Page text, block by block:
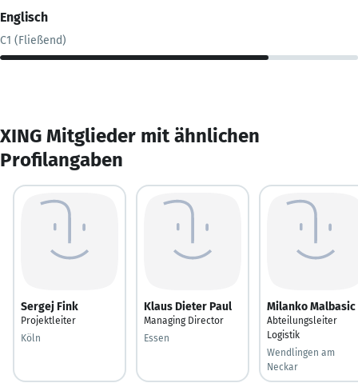
Englisch
C1 (Fließend)
XING Mitglieder mit ähnlichen
Profilangaben
Sergej Fink
Projektleiter
Köln
Klaus Dieter Paul
Managing Director
Essen
Milanko Malbasic
Abteilungsleiter
Logistik
Wendlingen am
Neckar